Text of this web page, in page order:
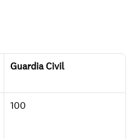
Guardia Civil
100